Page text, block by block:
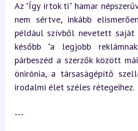
Az "Így írtok ti" hamar
nem sértve, inkább
például szívből nevetett saját
később "a legjobb
párbeszéd a szerzők között
önirónia, a társaságépítő
irodalmi élet széles rétegeihez.
---